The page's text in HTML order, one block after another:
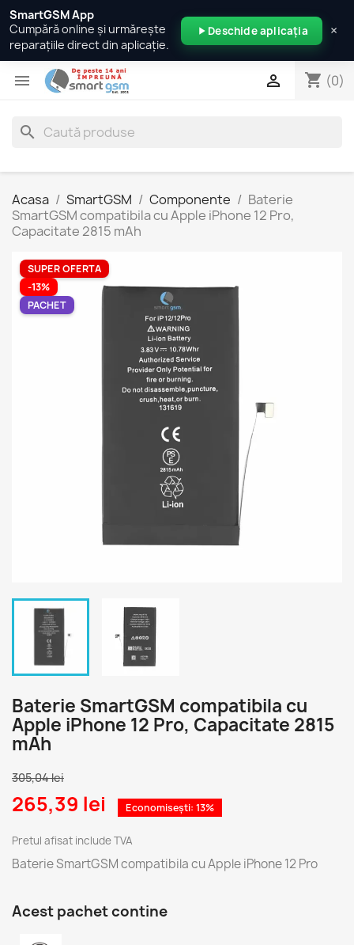
 shopping_cart (0)

search
Acasa SmartGSM Componente
Baterie
SmartGSM compatibila cu Apple iPhone 12 Pro,
Capacitate 2815 mAh
SUPER OFERTA
-13%
PACHET
Baterie SmartGSM compatibila cu
Apple iPhone 12 Pro, Capacitate 2815
mAh
305,04 lei
265,39 lei Economisești: 13%
Pretul afisat include TVA
Baterie SmartGSM compatibila cu Apple iPhone 12 Pro
Acest pachet contine
SmartGSM App
Cumpără online și urmărește
reparațiile direct din aplicație.
Deschide aplicația ×